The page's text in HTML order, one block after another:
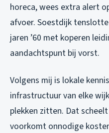
horeca, wees extra alert
afvoer. Soestdijk
jaren ’60 met koperen
aandachtspunt bij vorst.
Volgens mij is lokale
infrastructuur van elke
plekken zitten. Dat
voorkomt onnodige